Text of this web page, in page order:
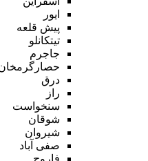
ایور
پیش قلعه
تیتکانلو
جاجرم
حصارگرمخان
درق
راز
سنخواست
شوقان
شیروان
صفی آباد
فاروج